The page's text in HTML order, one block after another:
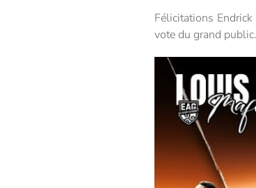
Félicitations
vote du grand public.